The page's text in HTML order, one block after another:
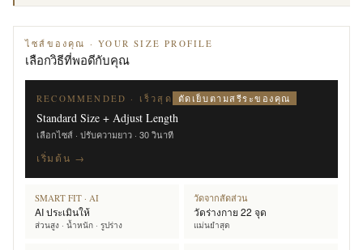
ไซส์ของคุณ · YOUR SIZE PROFILE
เลือกวิธีที่พอดีกับคุณ
RECOMMENDED · เร็วสุด ตัดเย็บตามสรีระของคุณ
Standard Size + Adjust Length
เลือกไซส์ · ปรับความยาว · 30 วินาที
เริ่มต้น →
SMART FIT · AI
AI ประเมินให้
ส่วนสูง · น้ำหนัก · รูปร่าง
วัดจากสัดส่วน
วัดร่างกาย 22 จุด
แม่นยำสุด